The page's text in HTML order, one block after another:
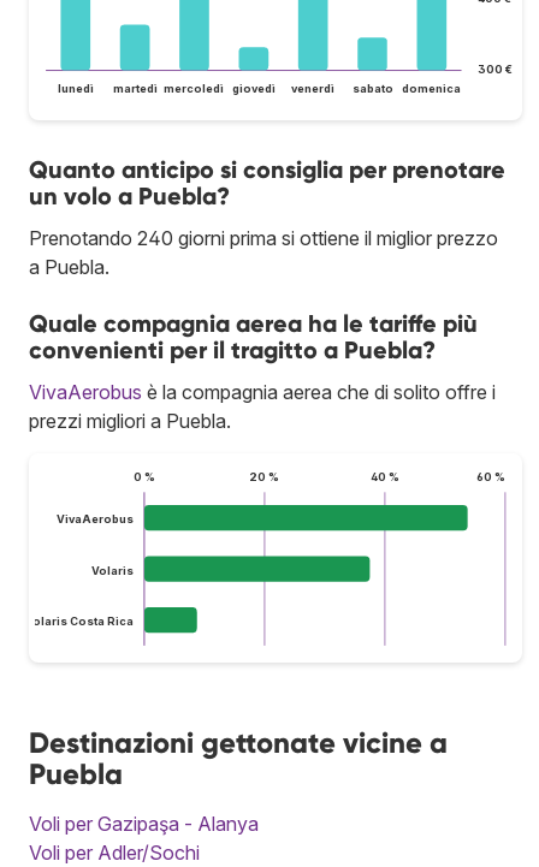
300 €
lunedì martedì mercoledì giovedì venerdì sabato domenica
Quanto anticipo si consiglia per prenotare
un volo a Puebla?
Prenotando 240 giorni prima si ottiene il miglior prezzo
a Puebla.
Quale compagnia aerea ha le tariffe più
convenienti per il tragitto a Puebla?
VivaAerobus è la compagnia aerea che di solito offre i
prezzi migliori a Puebla.
0 % 20 % 40 % 60 %
VivaAerobus
Volaris
Volaris Costa Rica
Destinazioni gettonate vicine a
Puebla
Voli per Gazipaşa - Alanya
Voli per Adler/Sochi